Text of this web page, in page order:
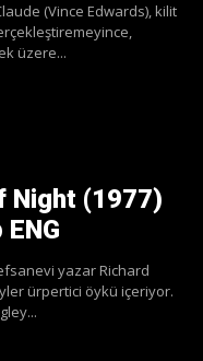
(Vince Edwards), kilit
üzere...
Night (1977)
yazar Richard
ürpertici öykü içeriyor.